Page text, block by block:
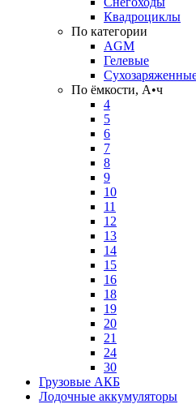
Квадроциклы
По категории
AGM
Гелевые
По ёмкости, А•ч
4
5
6
7
8
9
10
11
12
13
14
15
16
18
19
20
21
24
30
Грузовые АКБ
Лодочные аккумуляторы